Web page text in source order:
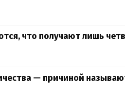
что получают лишь
— причиной